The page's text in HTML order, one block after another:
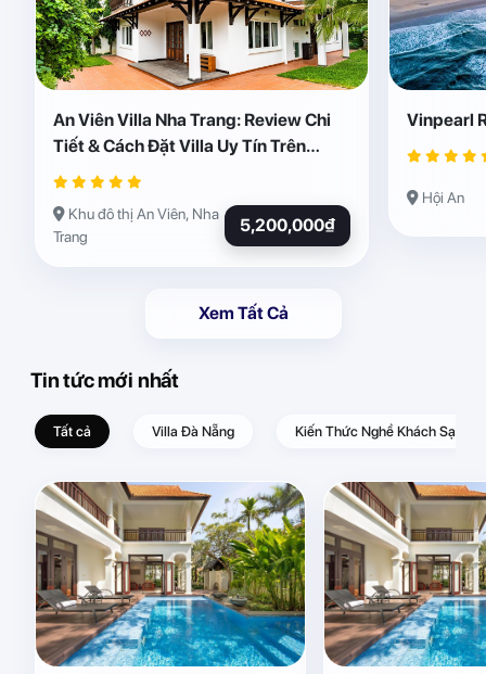
An Viên Villa Nha Trang: Review Chi
Tiết & Cách Đặt Villa Uy Tín Trên
Abogo
Khu đô thị An Viên, Nha
Trang
5,200,000₫
Vinpearl
Hội An
Xem Tất Cả
Tin tức mới nhất
Tất cả Villa Đà Nẵng Kiến Thức Nghề Khách Sạn –